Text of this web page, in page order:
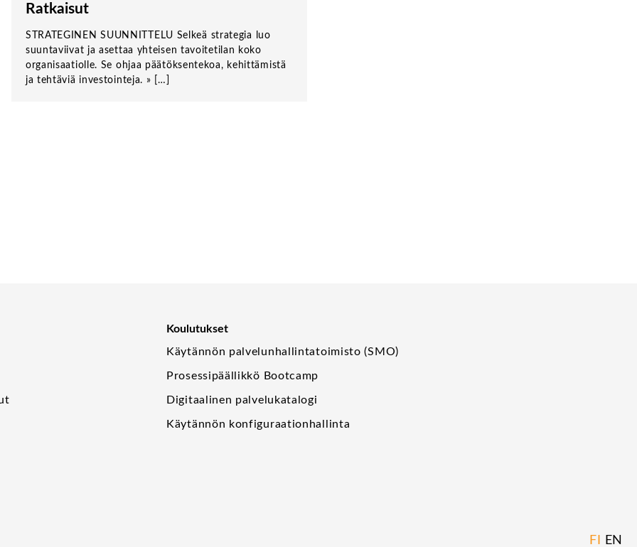
Ratkaisut
STRATEGINEN SUUNNITTELU Selkeä strategia luo
suuntaviivat ja asettaa yhteisen tavoitetilan koko
organisaatiolle. Se ohjaa päätöksentekoa, kehittämistä
ja tehtäviä investointeja. » […]
Koulutukset
Käytännön palvelunhallintatoimisto (SMO)
Prosessipäällikkö Bootcamp
Digitaalinen palvelukatalogi
Käytännön konfiguraationhallinta
FI EN